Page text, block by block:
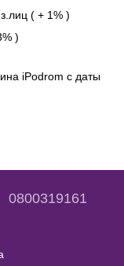
( + 1% )
)
iPodrom с даты
0800319161